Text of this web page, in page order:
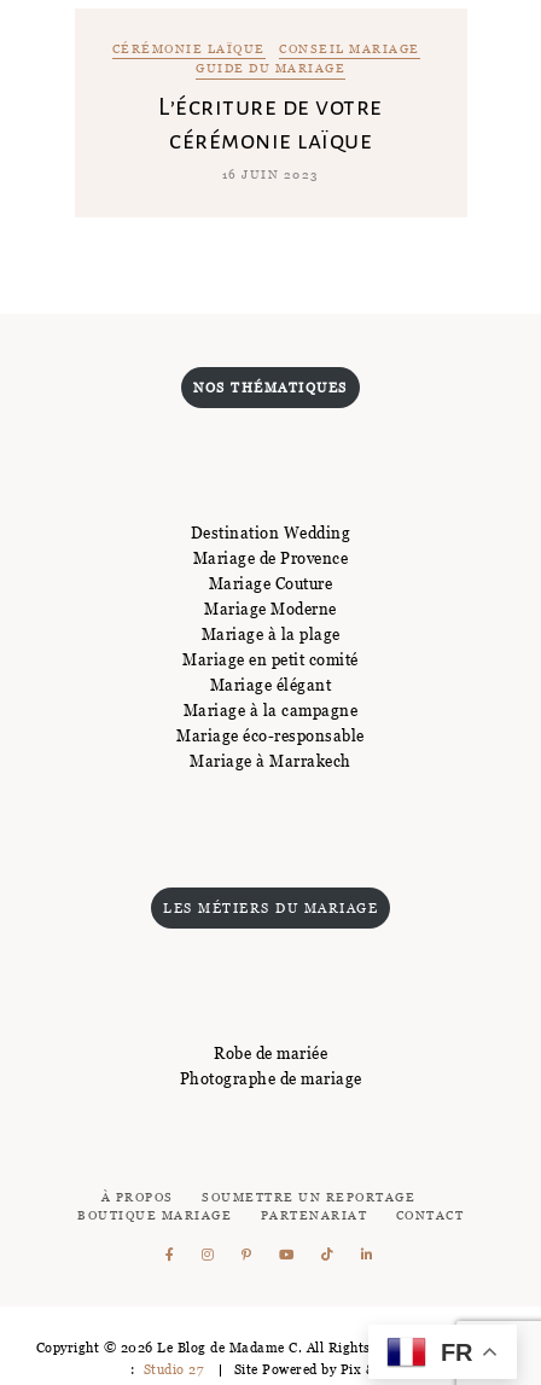
CÉRÉMONIE LAÏQUE
CONSEIL MARIAGE
GUIDE DU MARIAGE
L’écriture de votre
cérémonie laïque
16 JUIN 2023
NOS THÉMATIQUES
Destination Wedding
Mariage de Provence
Mariage Couture
Mariage Moderne
Mariage à la plage
Mariage en petit comité
Mariage élégant
Mariage à la campagne
Mariage éco-responsable
Mariage à Marrakech
LES MÉTIERS DU MARIAGE
Robe de mariée
Photographe de mariage
À PROPOS
SOUMETTRE UN REPORTAGE
BOUTIQUE MARIAGE
PARTENARIAT CONTACT
Copyright © 2026 Le Blog de Madame C. All Rights Reserved - Logotype
: Studio 27 Site Powered by Pix & Hue.
FR